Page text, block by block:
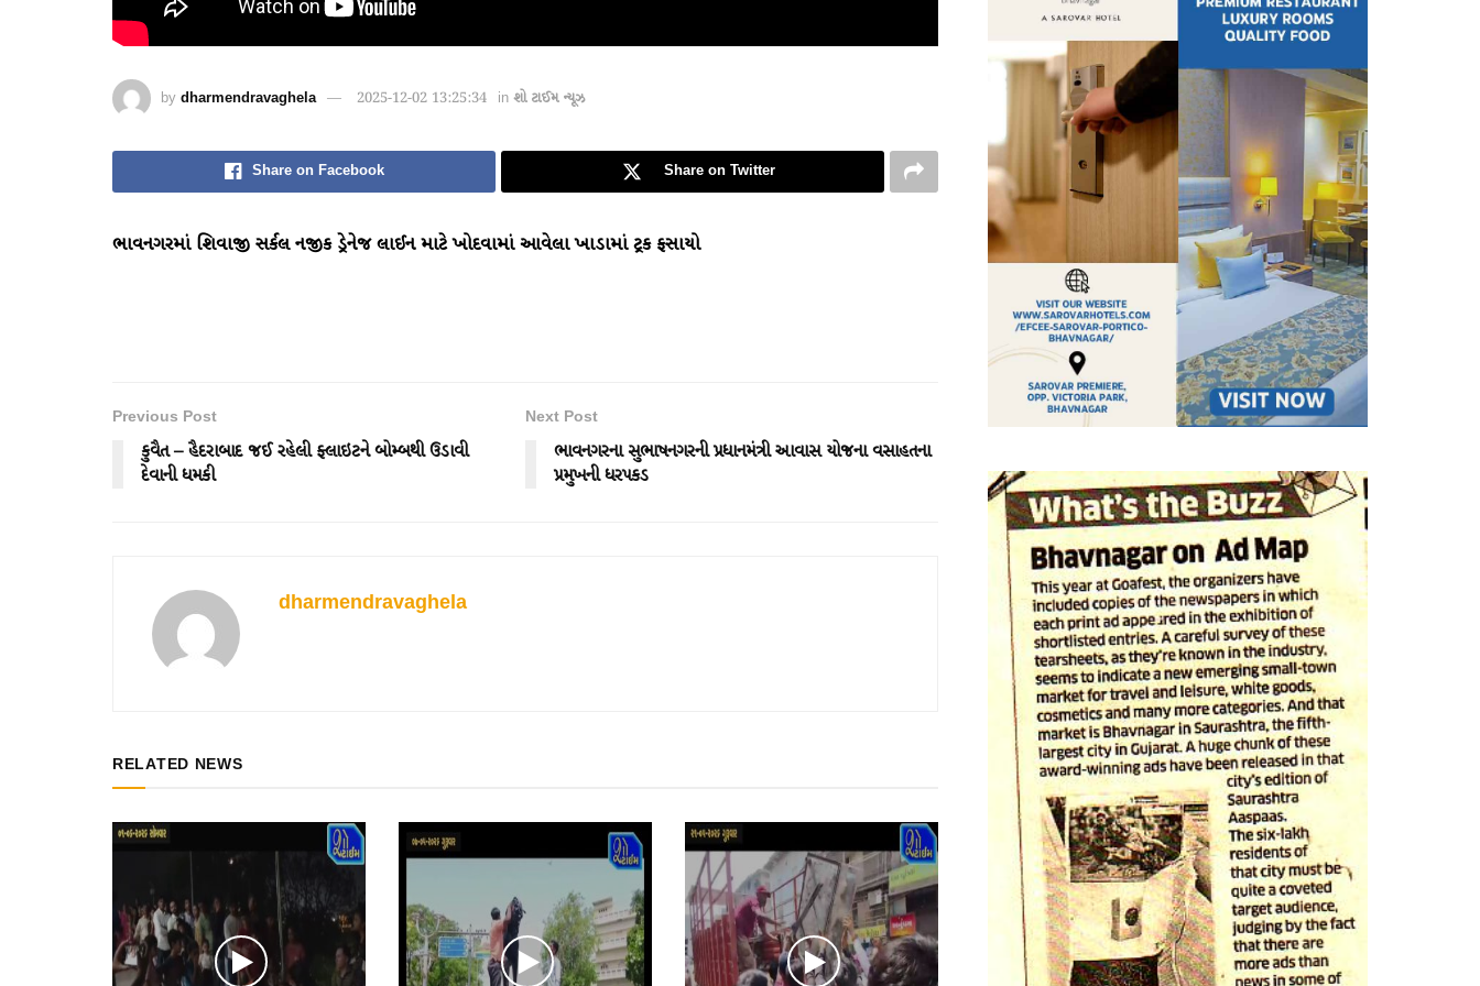
by dharmendravaghela 2025-12-02 13:25:34 in શો ટાઈમ ન્યૂઝ
Share on Facebook Share on Twitter
ભાવનગરમાં શિવાજી સર્કલ નજીક ડ્રેનેજ લાઈન માટે ખોદવામાં આવેલા ખાડામાં ટ્રક ફસાયો
Previous Post
કુવૈત – હૈદરાબાદ જઈ રહેલી ફ્લાઇટને બોમ્બથી ઉડાવી
દેવાની ધમકી
Next Post
ભાવનગરના સુભાષનગરની પ્રધાનમંત્રી આવાસ યોજના વસાહતના
પ્રમુખની ધરપકડ
dharmendravaghela
RELATED NEWS